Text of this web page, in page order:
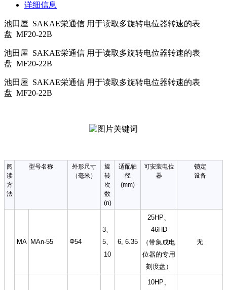
详细信息
池田屋 SAKAE栄通信 用于读取多旋转电位器转速的表
盘 MF20-22B
池田屋 SAKAE栄通信 用于读取多旋转电位器转速的表
盘 MF20-22B
池田屋 SAKAE栄通信 用于读取多旋转电位器转速的表
盘 MF20-22B
阅
读
方
法
型号名称
外形尺寸
（毫米）
旋
转
次
数
(n)
适配轴
径
(mm)
可安装电位
器
锁定
设备
MA MAn-55 Φ54
3、
5、
10
6, 6.35
25HP、
46HD
（带集成电
位器的专用
刻度盘）
无
10HP、